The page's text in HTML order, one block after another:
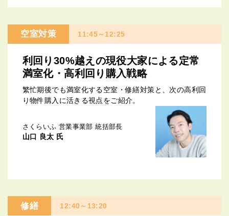
空室対策 11:45～12:25
利回り30%越えの現役大家による定常
満室化・高利回り購入戦略
繁忙期後でも満室化する空室・修繕対策と、次の高利回
り物件購入に活きる視点をご紹介。
さくらいふ 営業事業部 統括部長
山口 良太 氏
修繕 12:40～13:20